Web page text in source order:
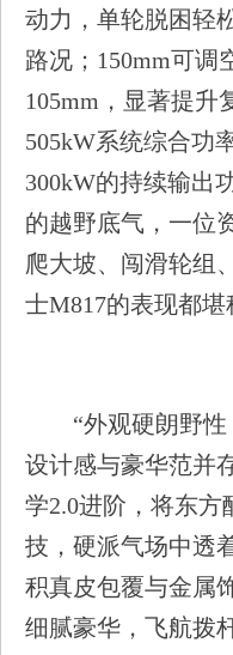
动力，单轮脱困轻
路况；150mm可调
105mm，显著提升
505kW系统综合功
300kW的持续输出
的越野底气，一位
爬大坡、闯滑轮组
士M817的表现都堪
“外观硬朗野
设计感与豪华范并
学2.0进阶，将东
技，硬派气场中透
积真皮包覆与金属
细腻豪华，飞航拨